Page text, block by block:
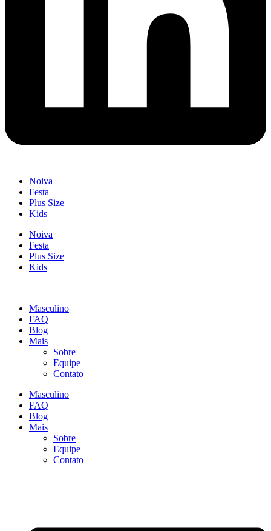
Noiva
Festa
Plus Size
Kids
Noiva
Festa
Plus Size
Kids
Masculino
FAQ
Blog
Mais
Sobre
Equipe
Contato
Masculino
FAQ
Blog
Mais
Sobre
Equipe
Contato